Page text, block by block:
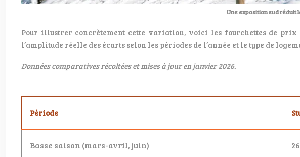
Une exposition sud réduit
Pour illustrer concrètement cette variation, voici les fourchettes de prix
l’amplitude réelle des écarts selon les périodes de l’année et le type de
Données comparatives récoltées et mises à jour en janvier 2026.
Période
Basse saison (mars-avril, juin)